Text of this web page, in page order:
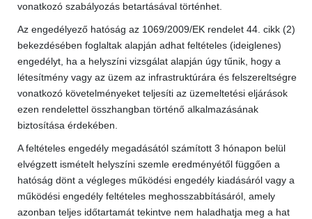
vonatkozó szabályozás betartásával történhet.
Az engedélyező hatóság az 1069/2009/EK rendelet 44. cikk (2)
bekezdésében foglaltak alapján adhat feltételes (ideiglenes)
engedélyt, ha a helyszíni vizsgálat alapján úgy tűnik, hogy a
létesítmény vagy az üzem az infrastruktúrára és felszereltségre
vonatkozó követelményeket teljesíti az üzemeltetési eljárások
ezen rendelettel összhangban történő alkalmazásának
biztosítása érdekében.
A feltételes engedély megadásától számított 3 hónapon belül
elvégzett ismételt helyszíni szemle eredményétől függően a
hatóság dönt a végleges működési engedély kiadásáról vagy a
működési engedély feltételes meghosszabbításáról, amely
azonban teljes időtartamát tekintve nem haladhatja meg a hat